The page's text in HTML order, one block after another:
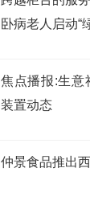
卧病老人启动“
焦点播报:生意
装置动态
仲景食品推出